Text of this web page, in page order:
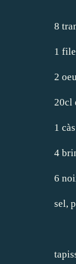
8
1
2
20cl
1
4
6
sel,